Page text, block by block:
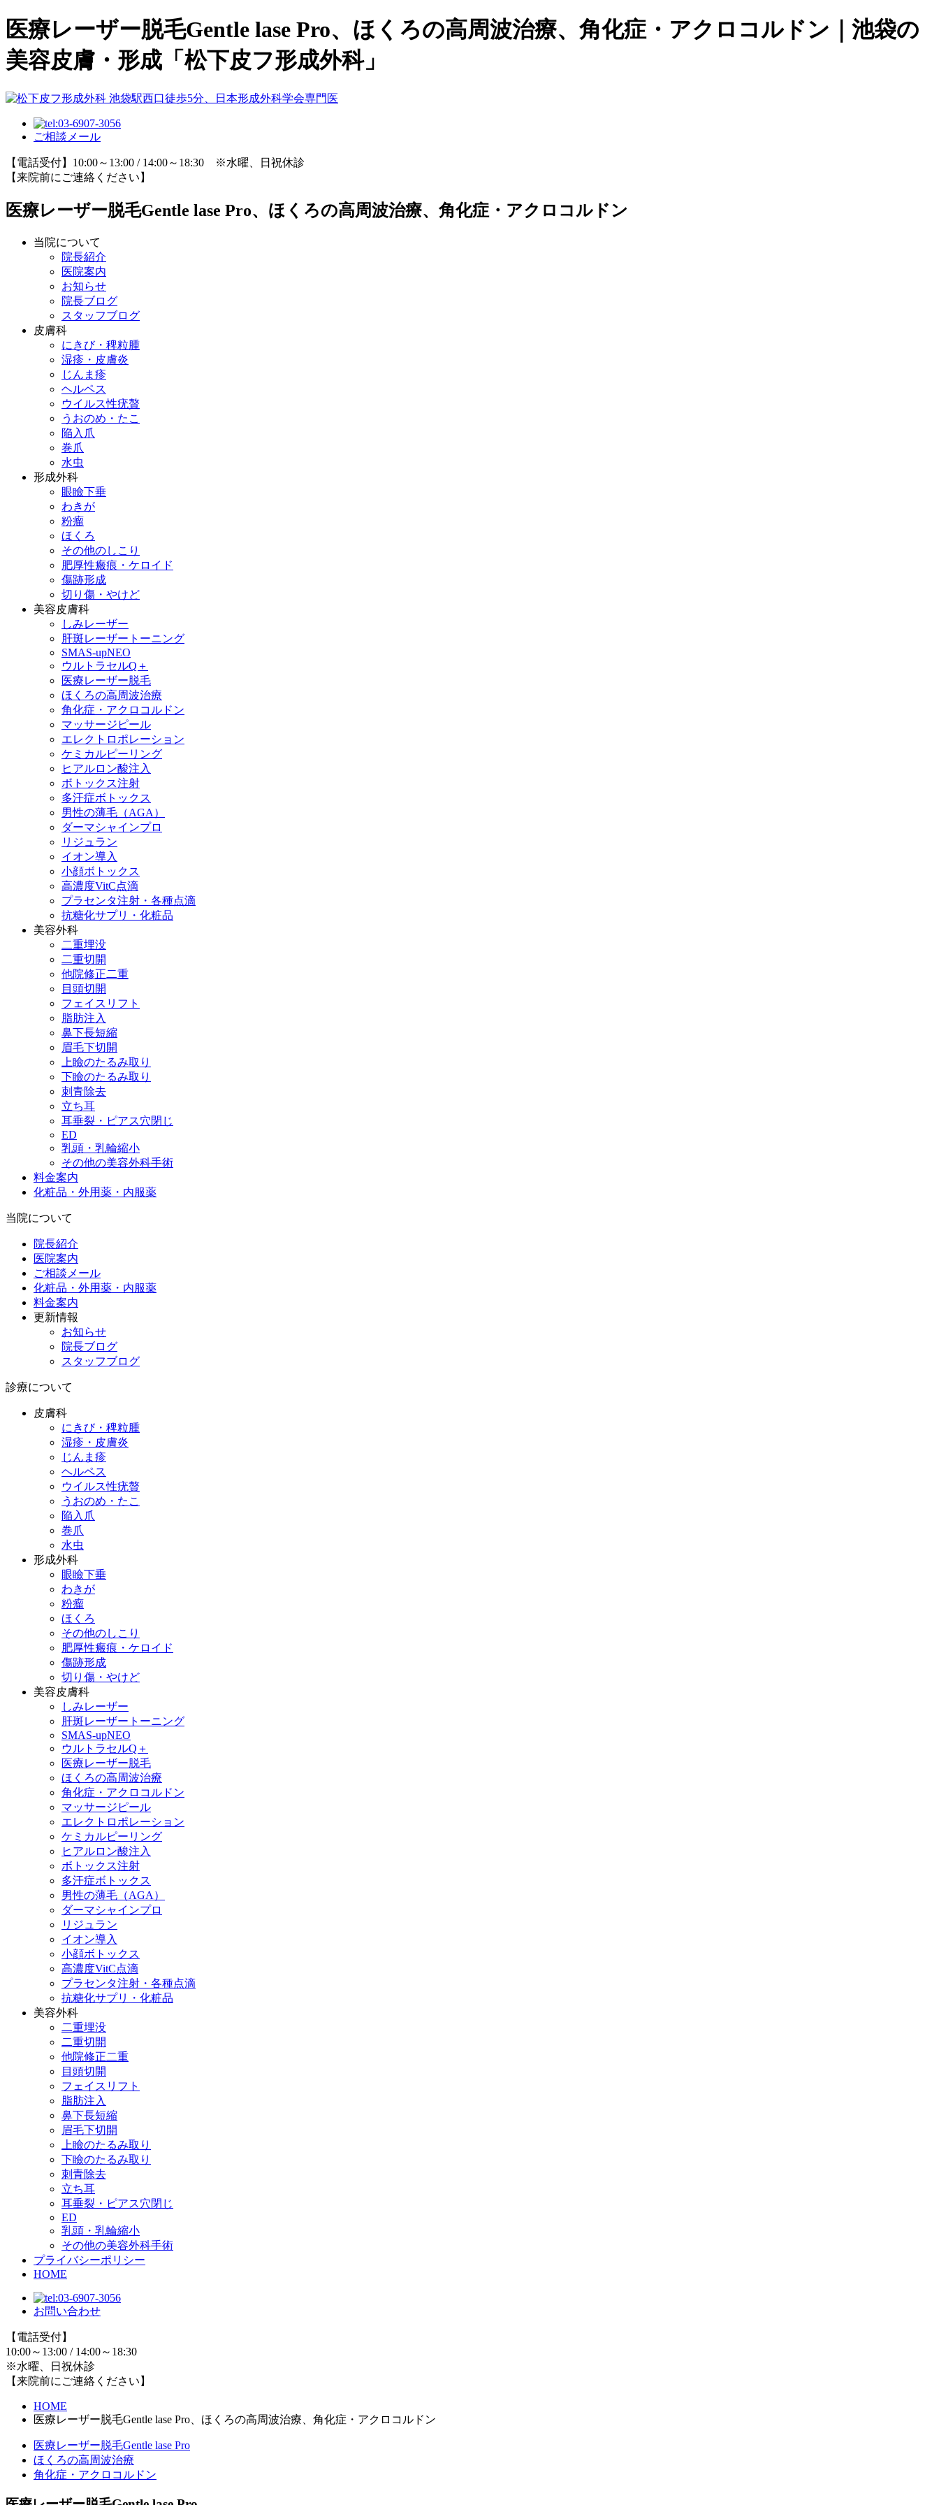
医療レーザー脱毛Gentle lase Pro、ほくろの高周波治療、角化症・アクロコルドン｜池袋の
美容皮膚・形成「松下皮フ形成外科」
ご相談メール
【電話受付】10:00～13:00 / 14:00～18:30 ※水曜、日祝休診
【来院前にご連絡ください】
医療レーザー脱毛Gentle lase Pro、ほくろの高周波治療、角化症・アクロコルドン
当院について
院長紹介
医院案内
お知らせ
院長ブログ
スタッフブログ
皮膚科
にきび・稗粒腫
湿疹・皮膚炎
じんま疹
ヘルペス
ウイルス性疣贅
うおのめ・たこ
陥入爪
巻爪
水虫
形成外科
眼瞼下垂
わきが
粉瘤
ほくろ
その他のしこり
肥厚性瘢痕・ケロイド
傷跡形成
切り傷・やけど
美容皮膚科
しみレーザー
肝斑レーザートーニング
SMAS-upNEO
ウルトラセルQ＋
医療レーザー脱毛
ほくろの高周波治療
角化症・アクロコルドン
マッサージピール
エレクトロポレーション
ケミカルピーリング
ヒアルロン酸注入
ボトックス注射
多汗症ボトックス
男性の薄毛（AGA）
ダーマシャインプロ
リジュラン
イオン導入
小顔ボトックス
高濃度VitC点滴
プラセンタ注射・各種点滴
抗糖化サプリ・化粧品
美容外科
二重埋没
二重切開
他院修正二重
目頭切開
フェイスリフト
脂肪注入
鼻下長短縮
眉毛下切開
上瞼のたるみ取り
下瞼のたるみ取り
刺青除去
立ち耳
耳垂裂・ピアス穴閉じ
ED
乳頭・乳輪縮小
その他の美容外科手術
料金案内
化粧品・外用薬・内服薬
当院について
院長紹介
医院案内
ご相談メール
化粧品・外用薬・内服薬
料金案内
更新情報
お知らせ
院長ブログ
スタッフブログ
診療について
皮膚科
にきび・稗粒腫
湿疹・皮膚炎
じんま疹
ヘルペス
ウイルス性疣贅
うおのめ・たこ
陥入爪
巻爪
水虫
形成外科
眼瞼下垂
わきが
粉瘤
ほくろ
その他のしこり
肥厚性瘢痕・ケロイド
傷跡形成
切り傷・やけど
美容皮膚科
しみレーザー
肝斑レーザートーニング
SMAS-upNEO
ウルトラセルQ＋
医療レーザー脱毛
ほくろの高周波治療
角化症・アクロコルドン
マッサージピール
エレクトロポレーション
ケミカルピーリング
ヒアルロン酸注入
ボトックス注射
多汗症ボトックス
男性の薄毛（AGA）
ダーマシャインプロ
リジュラン
イオン導入
小顔ボトックス
高濃度VitC点滴
プラセンタ注射・各種点滴
抗糖化サプリ・化粧品
美容外科
二重埋没
二重切開
他院修正二重
目頭切開
フェイスリフト
脂肪注入
鼻下長短縮
眉毛下切開
上瞼のたるみ取り
下瞼のたるみ取り
刺青除去
立ち耳
耳垂裂・ピアス穴閉じ
ED
乳頭・乳輪縮小
その他の美容外科手術
プライバシーポリシー
HOME
お問い合わせ
【電話受付】
10:00～13:00 / 14:00～18:30
※水曜、日祝休診
【来院前にご連絡ください】
HOME
医療レーザー脱毛Gentle lase Pro、ほくろの高周波治療、角化症・アクロコルドン
医療レーザー脱毛Gentle lase Pro
ほくろの高周波治療
角化症・アクロコルドン